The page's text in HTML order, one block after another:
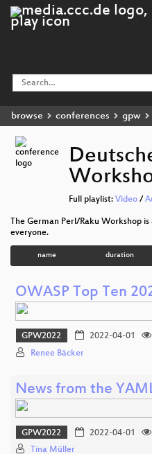
browse conferences gpw
Full playlist:Video /
The German Perl/Raku Workshop
everyone.
name duration
OWASP Top Ten
GPW2022 2022-04-01
Renee Bäcker
News from the
GPW2022 2022-04-01
Tina Müller